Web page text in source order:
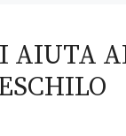
AIUTA